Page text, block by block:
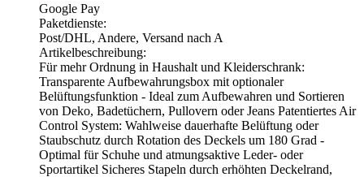
Google Pay
Paketdienste:
Post/DHL, Andere, Versand nach A
Artikelbeschreibung:
Für mehr Ordnung in Haushalt und Kleiderschrank:
Transparente Aufbewahrungsbox mit optionaler
Belüftungsfunktion - Ideal zum Aufbewahren und Sortieren
von Deko, Badetüchern, Pullovern oder Jeans Patentiertes Air
Control System: Wahlweise dauerhafte Belüftung oder
Staubschutz durch Rotation des Deckels um 180 Grad -
Optimal für Schuhe und atmungsaktive Leder- oder
Sportartikel Sicheres Stapeln durch erhöhten Deckelrand,